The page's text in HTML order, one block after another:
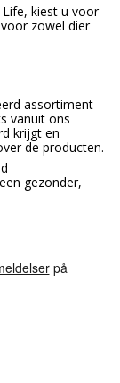
kiest u voor
zowel dier
assortiment
vanuit ons
krijgt en
de producten.
gezonder,